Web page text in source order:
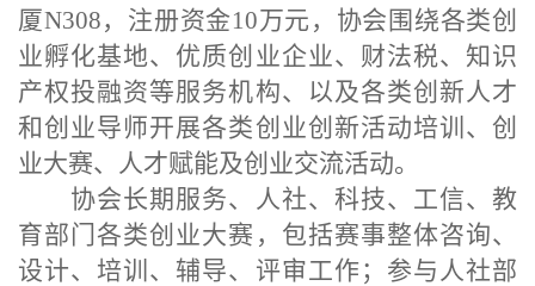
厦N308，注册资金10万元，协会围绕各类创
业孵化基地、优质创业企业、财法税、知识
产权投融资等服务机构、以及各类创新人才
和创业导师开展各类创业创新活动培训、创
业大赛、人才赋能及创业交流活动。
协会长期服务、人社、科技、工信、教
育部门各类创业大赛，包括赛事整体咨询、
设计、培训、辅导、评审工作；参与人社部